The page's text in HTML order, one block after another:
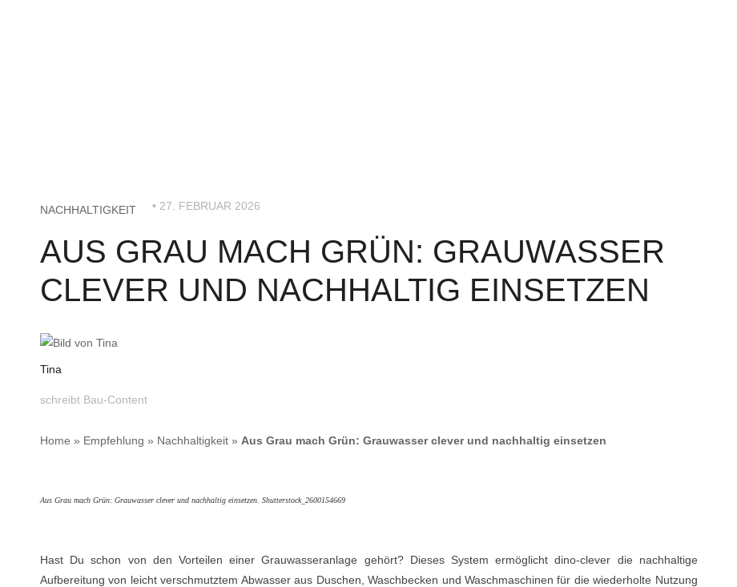
NACHHALTIGKEIT • 27. FEBRUAR 2026
AUS GRAU MACH GRÜN: GRAUWASSER
CLEVER UND NACHHALTIG EINSETZEN
Tina
schreibt Bau-Content
Home » Empfehlung » Nachhaltigkeit » Aus Grau mach Grün: Grauwasser clever und nachhaltig einsetzen
Aus Grau mach Grün: Grauwasser clever und nachhaltig einsetzen. Shutterstock_2600154669
Hast Du schon von den Vorteilen einer Grauwasseranlage gehört? Dieses System ermöglicht dino-clever die nachhaltige
Aufbereitung von leicht verschmutztem Abwasser aus Duschen, Waschbecken und Waschmaschinen für die wiederholte Nutzung